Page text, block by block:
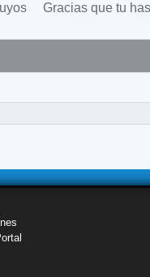
Gracias que tu